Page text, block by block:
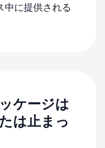
中に提供される
ケージは
は止まっ